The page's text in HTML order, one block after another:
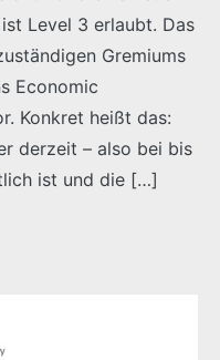
Level 3 erlaubt. Das
Gremiums
Economic
Konkret heißt das:
derzeit – also bei bis
ist und die […]